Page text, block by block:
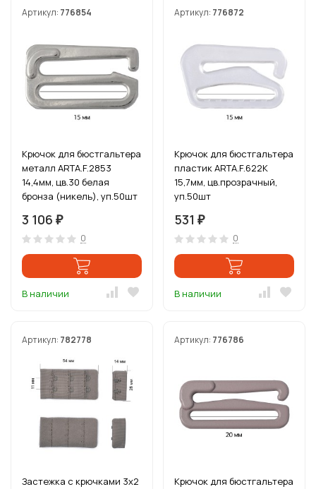
Артикул: 776854
Крючок для бюстгальтера
металл ARTA.F.2853
14,4мм, цв.30 белая
бронза (никель), уп.50шт
3 106 ₽
0
В наличии
Артикул: 776872
Крючок для бюстгальтера
пластик ARTA.F.622K
15,7мм, цв.прозрачный,
уп.50шт
531 ₽
0
В наличии
Артикул: 782778
Застежка с крючками 3х2
Артикул: 776786
Крючок для бюстгальтера